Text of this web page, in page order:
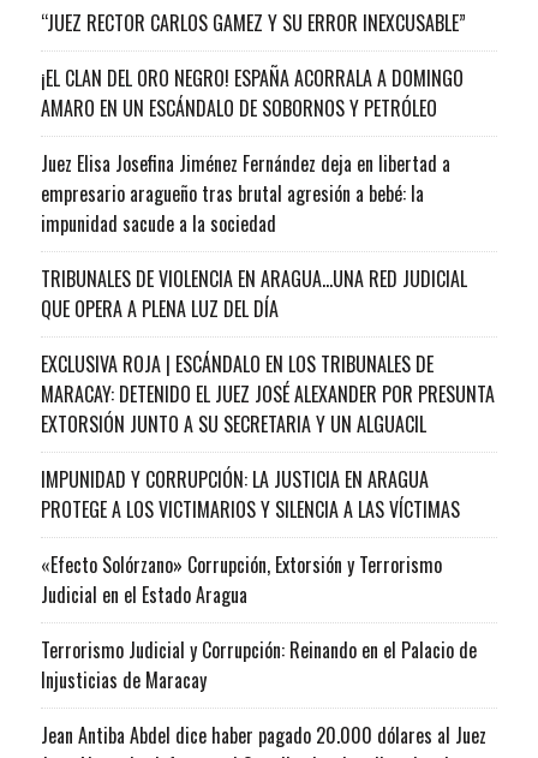
“JUEZ RECTOR CARLOS GAMEZ Y SU ERROR INEXCUSABLE”
¡EL CLAN DEL ORO NEGRO! ESPAÑA ACORRALA A DOMINGO
AMARO EN UN ESCÁNDALO DE SOBORNOS Y PETRÓLEO
Juez Elisa Josefina Jiménez Fernández deja en libertad a
empresario aragueño tras brutal agresión a bebé: la
impunidad sacude a la sociedad
TRIBUNALES DE VIOLENCIA EN ARAGUA…UNA RED JUDICIAL
QUE OPERA A PLENA LUZ DEL DÍA
EXCLUSIVA ROJA | ESCÁNDALO EN LOS TRIBUNALES DE
MARACAY: DETENIDO EL JUEZ JOSÉ ALEXANDER POR PRESUNTA
EXTORSIÓN JUNTO A SU SECRETARIA Y UN ALGUACIL
IMPUNIDAD Y CORRUPCIÓN: LA JUSTICIA EN ARAGUA
PROTEGE A LOS VICTIMARIOS Y SILENCIA A LAS VÍCTIMAS
«Efecto Solórzano» Corrupción, Extorsión y Terrorismo
Judicial en el Estado Aragua
Terrorismo Judicial y Corrupción: Reinando en el Palacio de
Injusticias de Maracay
Jean Antiba Abdel dice haber pagado 20.000 dólares al Juez